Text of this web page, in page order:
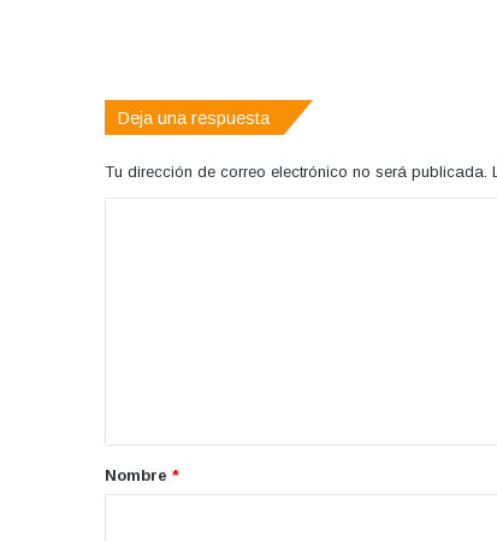
Deja una respuesta
Tu dirección de correo electrónico no será publicada.
rNombre *